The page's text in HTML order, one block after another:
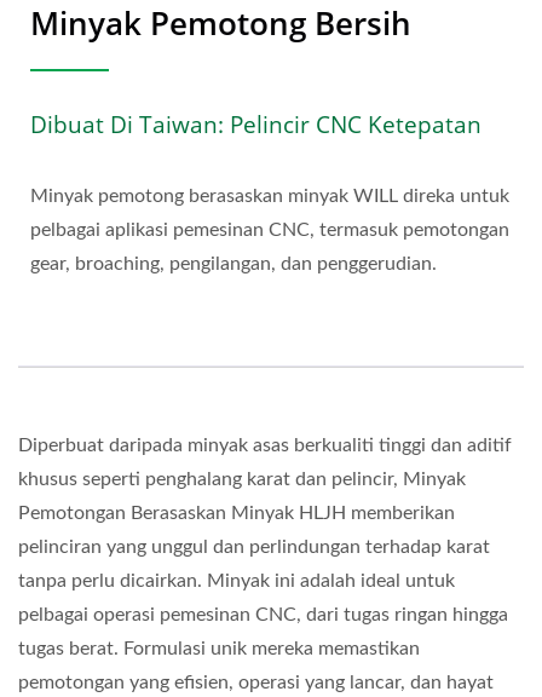
Minyak Pemotong Bersih
Dibuat Di Taiwan: Pelincir CNC Ketepatan
Minyak pemotong berasaskan minyak WILL direka untuk
pelbagai aplikasi pemesinan CNC, termasuk pemotongan
gear, broaching, pengilangan, dan penggerudian.
Diperbuat daripada minyak asas berkualiti tinggi dan aditif
khusus seperti penghalang karat dan pelincir, Minyak
Pemotongan Berasaskan Minyak HLJH memberikan
pelinciran yang unggul dan perlindungan terhadap karat
tanpa perlu dicairkan. Minyak ini adalah ideal untuk
pelbagai operasi pemesinan CNC, dari tugas ringan hingga
tugas berat. Formulasi unik mereka memastikan
pemotongan yang efisien, operasi yang lancar, dan hayat